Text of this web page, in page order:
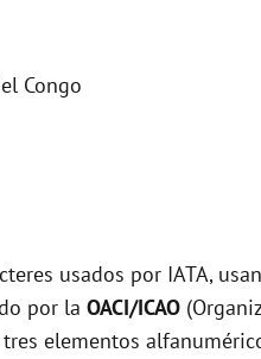
Congo
usados por IATA,
por la OACI/ICAO
elementos